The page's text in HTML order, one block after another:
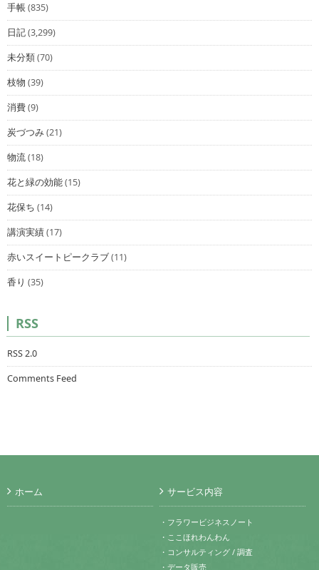
手帳(835)
日記(3,299)
未分類(70)
枝物 (39)
消費(9)
炭づつみ(21)
物流(18)
花と緑の効能(15)
花保ち (14)
講演実績(17)
赤いスイートピークラブ(11)
香り (35)
RSS
RSS 2.0
Comments Feed
ホーム サービス内容
・フラワービジネスノート
・ここほれわんわん
・コンサルティング / 調査
・データ販売